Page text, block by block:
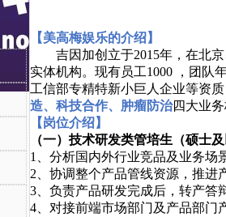
【美高梅娱乐的介绍】
吉因加创立于2015年，在北
实体机构。现有员工1000 ，团队
工信部专精特新小巨人企业等资
造、科技合作、肿瘤防治四大业
【岗位介绍】
（一）技术研发类管培生（硕士
1、分析国内外行业竞品及业务场
2、协调整个产品管线资源，推进
3、负责产品研发完成后，转产答
4、对接前端市场部门及产品部门